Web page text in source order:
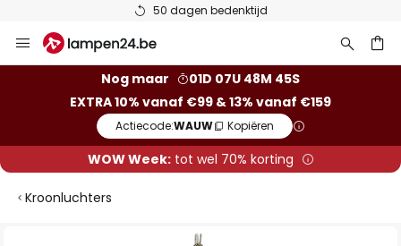
50 dagen bedenktijd
naar
Nog maar
01D 07U 48M 44S
EXTRA 10% vanaf €99 & 13% vanaf €159
Actiecode:WAUW Kopiëren
WOW Week:tot wel 70% korting
Kroonluchters